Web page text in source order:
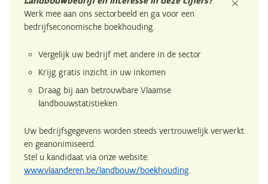
sluiten
Werk mee aan ons sectorbeeld en ga voor een
bedrijfseconomische boekhouding.
Vergelijk uw bedrijf met andere in de sector
Krijg gratis inzicht in uw inkomen
Draag bij aan betrouwbare Vlaamse
landbouwstatistieken
Uw bedrijfsgegevens worden steeds vertrouwelijk verwerkt
en geanonimiseerd.
Stel u kandidaat via onze website:
www.vlaanderen.be/landbouw/boekhouding.